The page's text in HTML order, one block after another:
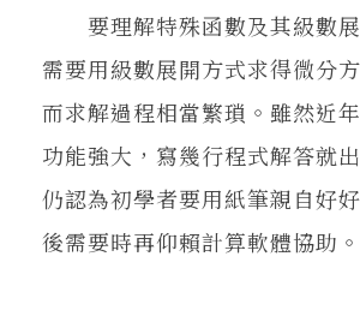
要理解特殊函數及其級數展
需要用級數展開方式求得微分
而求解過程相當繁瑣。雖然近
功能強大，寫幾行程式解答就
仍認為初學者要用紙筆親自好
後需要時再仰賴計算軟體協助。